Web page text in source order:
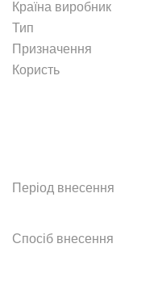
Країна виробник
Тип
Призначення
Користь
Період внесення
Спосіб внесення